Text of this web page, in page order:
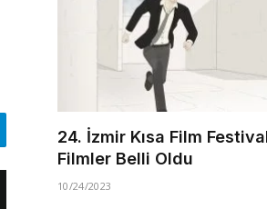
24. İzmir Kısa Film
Filmler Belli Oldu
10/24/2023